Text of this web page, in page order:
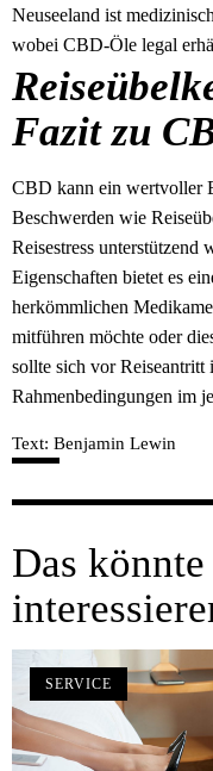
Neuseeland ist
wobei CBD-Öle legal
Fazit zu
CBD kann ein wertvoller
Beschwerden wie
Reisestress
Eigenschaften bietet es
herkömmlichen
mitführen möchte oder
sollte sich vor Reiseantritt
Rahmenbedingungen im
Text: Benjamin Lewin
Das
SERVICE